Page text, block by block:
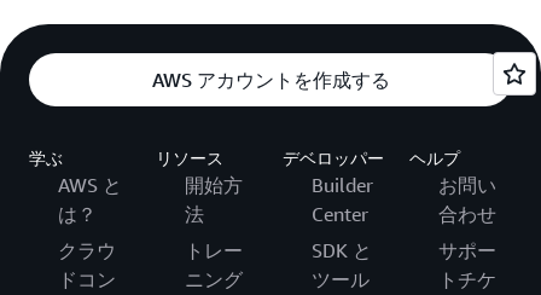
AWS アカウントを作成する
学ぶ
AWS と
は？
クラウ
ドコン
リソース
開始方
法
トレー
ニング
デベロッパー
Builder
Center
SDK と
ツール
ヘルプ
お問い
合わせ
サポー
トチケ